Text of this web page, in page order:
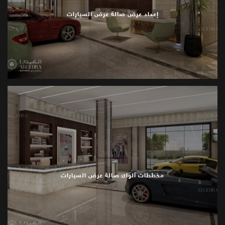
إعداد عرض صالة عرض السيارات
مخططات ألوان صالة عرض السيارات